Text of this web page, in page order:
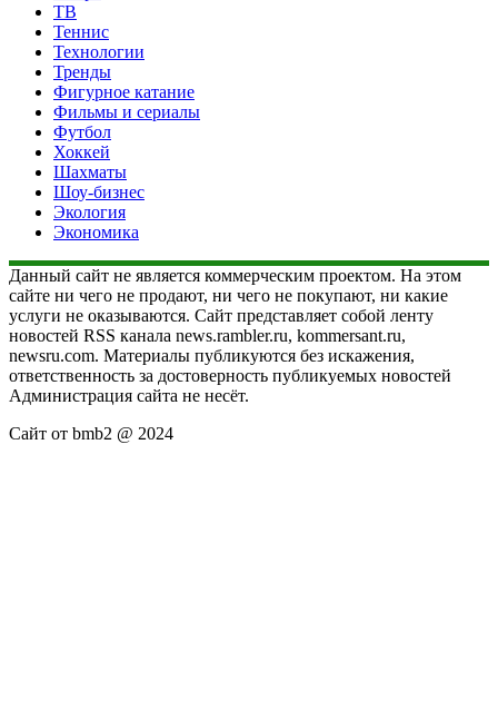
ТВ
Теннис
Технологии
Тренды
Фигурное катание
Фильмы и сериалы
Футбол
Хоккей
Шахматы
Шоу-бизнес
Экология
Экономика
Данный сайт не является коммерческим проектом. На этом
сайте ни чего не продают, ни чего не покупают, ни какие
услуги не оказываются. Сайт представляет собой ленту
новостей RSS канала news.rambler.ru, kommersant.ru,
newsru.com. Материалы публикуются без искажения,
ответственность за достоверность публикуемых новостей
Администрация сайта не несёт.
Сайт от bmb2 @ 2024